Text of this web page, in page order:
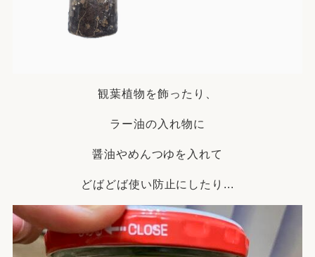
観葉植物を飾ったり、
ラー油の入れ物に
醤油やめんつゆを入れて
どばどば使い防止にしたり...